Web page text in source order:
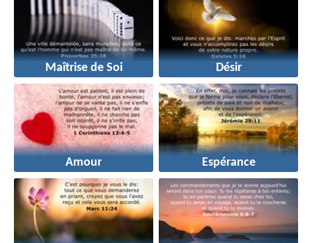
Maîtrise de Soi Désir
Amour Espérance